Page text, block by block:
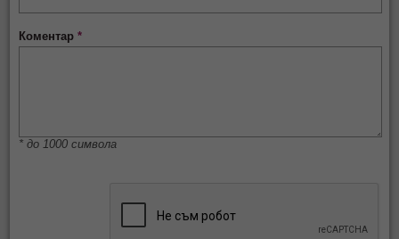
Коментар*
* до 1000 символа